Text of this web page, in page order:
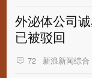
外泌体公司
已被驳回
72 新浪新闻综合